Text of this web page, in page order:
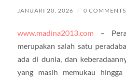
JANUARI 20, 2026 / 0 COMMENTS
www.madina2013.com –
merupakan salah satu
ada di dunia, dan
yang masih memukau